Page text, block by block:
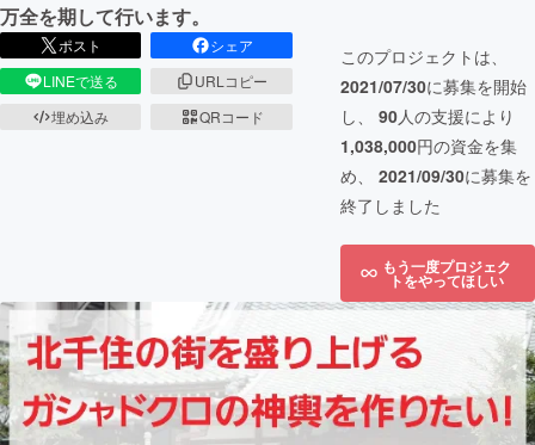
万全を期して行います。
ポスト
シェア
LINEで送る
URLコピー
埋め込み
QRコード
このプロジェクトは、
2021/07/30に募集を開始
し、 90人の支援により
1,038,000円の資金を集
め、 2021/09/30に募集を
終了しました
もう一度プロジェク
トをやってほしい